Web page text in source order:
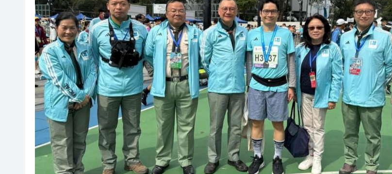
晶泰科技發布全球首個AI4S綜合平台 共建科學智能開放生態
有片丨鍾志光談黎彼得生前：多位圈中好友輪流探望 同事每周三次接送洗腎